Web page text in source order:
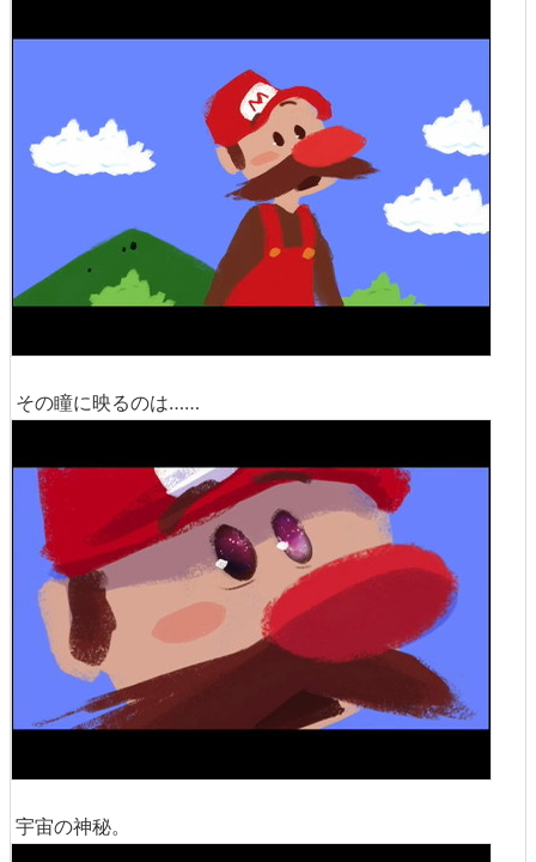
その瞳に映るのは……
宇宙の神秘。